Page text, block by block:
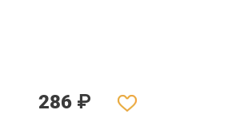
286 ₽